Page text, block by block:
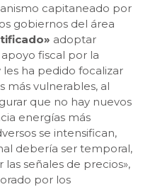
capitaneado por
gobiernos del área
adoptar
fiscal por la
ha pedido focalizar
más vulnerables, al
que no hay nuevos
energías más
se intensifican,
debería ser temporal,
señales de precios»,
por los